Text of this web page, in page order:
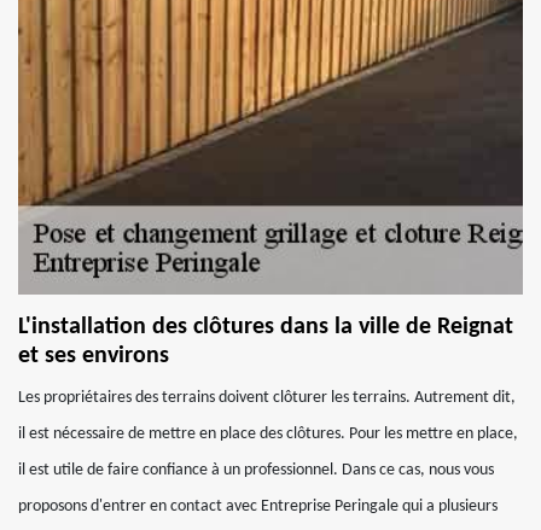
L'installation des clôtures dans la ville de Reignat
et ses environs
Les propriétaires des terrains doivent clôturer les terrains. Autrement dit,
il est nécessaire de mettre en place des clôtures. Pour les mettre en place,
il est utile de faire confiance à un professionnel. Dans ce cas, nous vous
proposons d'entrer en contact avec Entreprise Peringale qui a plusieurs